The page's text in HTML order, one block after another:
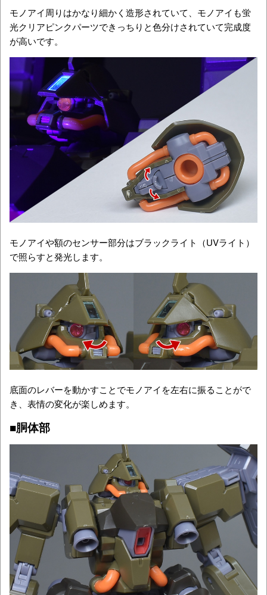
モノアイ周りはかなり細かく造形されていて、モノアイも蛍
光クリアピンクパーツできっちりと色分けされていて完成度
が高いです。
モノアイや額のセンサー部分はブラックライト（UVライト）
で照らすと発光します。
底面のレバーを動かすことでモノアイを左右に振ることがで
き、表情の変化が楽しめます。
■胴体部